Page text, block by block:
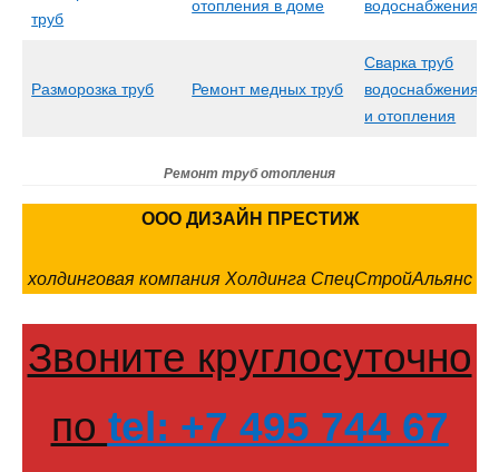
труб
отопления в доме водоснабжения
Разморозка труб Ремонт медных труб
Сварка труб
водоснабжения
и отопления
Ремонт труб отопления
ООО ДИЗАЙН ПРЕСТИЖ
холдинговая компания Холдинга СпецСтройАльянс
Звоните круглосуточно
по tel: +7 495 744 67